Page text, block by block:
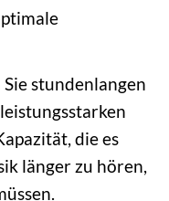
stundenlangen
die es
länger zu hören,